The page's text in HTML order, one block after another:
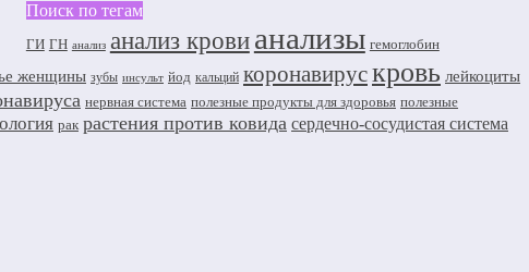
Поиск по тегам
ГИ ГН анализ анализ крови анализы гемоглобин
женщины зубы инсульт йод кальций коронавирускровь лейкоциты
нервная система полезные продукты для здоровья полезные
рак растения против ковида сердечно-сосудистая система